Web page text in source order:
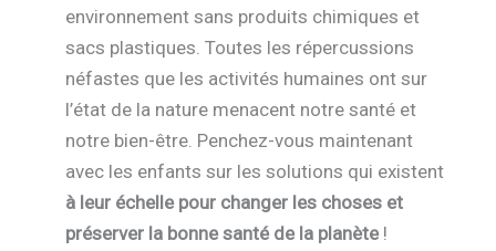
environnement sans produits chimiques et
sacs plastiques. Toutes les répercussions
néfastes que les activités humaines ont sur
l’état de la nature menacent notre santé et
notre bien-être. Penchez-vous maintenant
avec les enfants sur les solutions qui existent
à leur échelle pour changer les choses et
préserver la bonne santé de la planète !